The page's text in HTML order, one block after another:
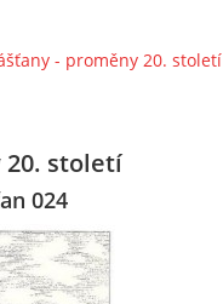
- proměny 20. století
20. století
024